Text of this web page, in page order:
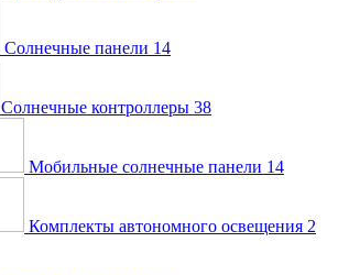
Солнечные панели 14
Солнечные контроллеры 38
Мобильные солнечные панели 14
Комплекты автономного освещения 2